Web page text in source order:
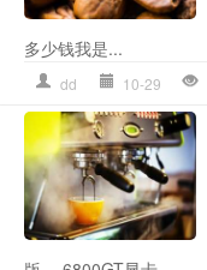
多少钱我是...
dd 10-29